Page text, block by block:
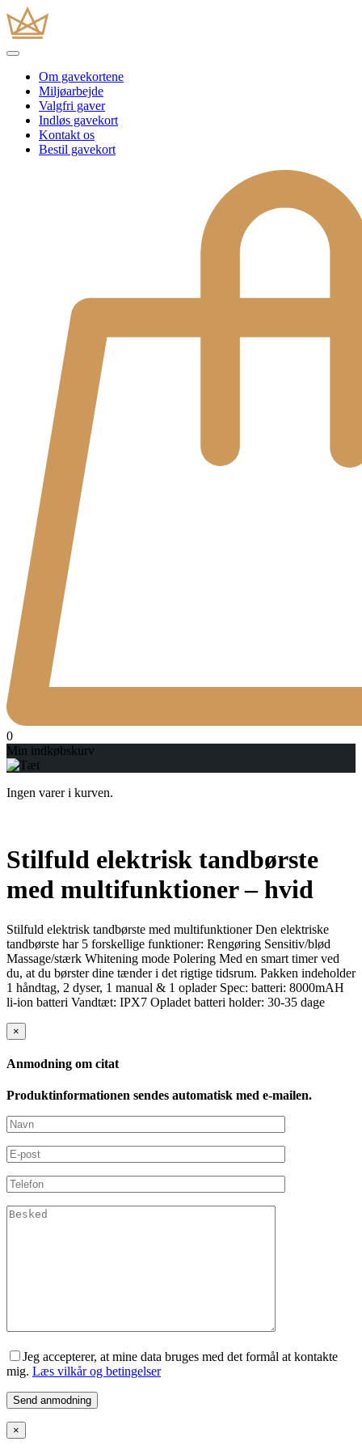
Om gavekortene
Miljøarbejde
Valgfri gaver
Indløs gavekort
Kontakt os
Bestil gavekort
0
Min indkøbskurv
Ingen varer i kurven.
Stilfuld elektrisk tandbørste
med multifunktioner – hvid
Stilfuld elektrisk tandbørste med multifunktioner Den elektriske
tandbørste har 5 forskellige funktioner: Rengøring Sensitiv/blød
Massage/stærk Whitening mode Polering Med en smart timer ved
du, at du børster dine tænder i det rigtige tidsrum. Pakken indeholder
1 håndtag, 2 dyser, 1 manual & 1 oplader Spec: batteri: 8000mAH
li-ion batteri Vandtæt: IPX7 Opladet batteri holder: 30-35 dage
×
Anmodning om citat
Produktinformationen sendes automatisk med e-mailen.
Jeg accepterer, at mine data bruges med det formål at kontakte
mig. Læs vilkår og betingelser
×